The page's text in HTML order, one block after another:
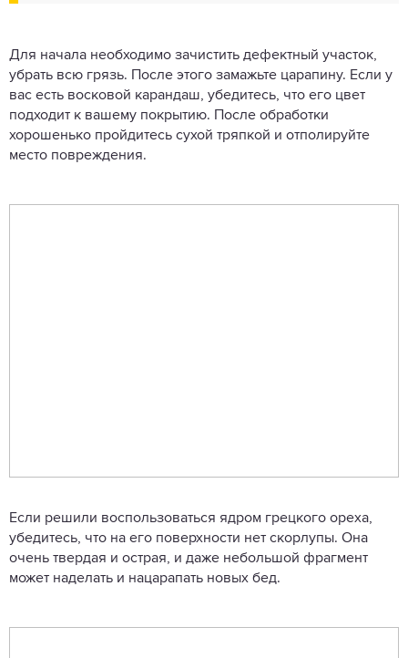
Для начала необходимо зачистить дефектный участок,
убрать всю грязь. После этого замажьте царапину. Если у
вас есть восковой карандаш, убедитесь, что его цвет
подходит к вашему покрытию. После обработки
хорошенько пройдитесь сухой тряпкой и отполируйте
место повреждения.
Если решили воспользоваться ядром грецкого ореха,
убедитесь, что на его поверхности нет скорлупы. Она
очень твердая и острая, и даже небольшой фрагмент
может наделать и нацарапать новых бед.